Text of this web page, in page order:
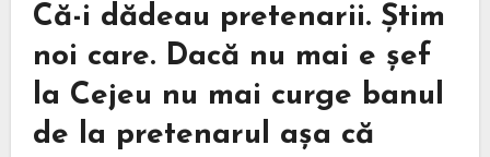
Că-i dădeau pretenarii. Știm
noi care. Dacă nu mai e șef
la Cejeu nu mai curge banul
de la pretenarul așa că